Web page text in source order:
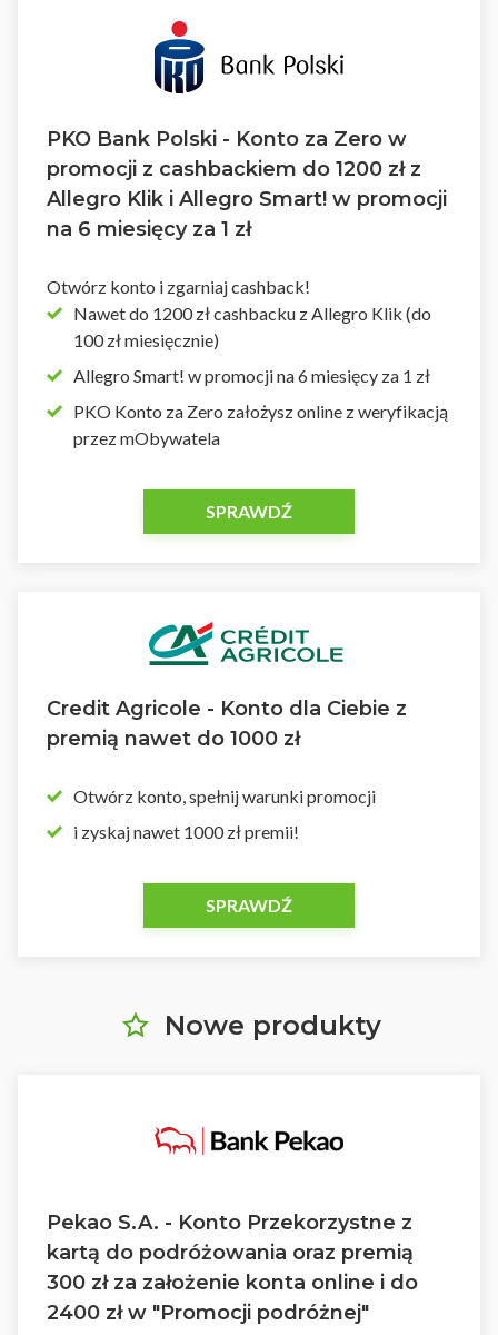
PKO Bank Polski - Konto za Zero w
promocji z cashbackiem do 1200 zł z
Allegro Klik i Allegro Smart! w promocji
na 6 miesięcy za 1 zł
Otwórz konto i zgarniaj cashback!
Nawet do 1200 zł cashbacku z Allegro Klik (do
100 zł miesięcznie)
Allegro Smart! w promocji na 6 miesięcy za 1 zł
PKO Konto za Zero założysz online z weryfikacją
przez mObywatela
SPRAWDŹ
Credit Agricole - Konto dla Ciebie z
premią nawet do 1000 zł
Otwórz konto, spełnij warunki promocji
i zyskaj nawet 1000 zł premii!
SPRAWDŹ
Nowe produkty
Pekao S.A. - Konto Przekorzystne z
kartą do podróżowania oraz premią
300 zł za założenie konta online i do
2400 zł w "Promocji podróżnej"